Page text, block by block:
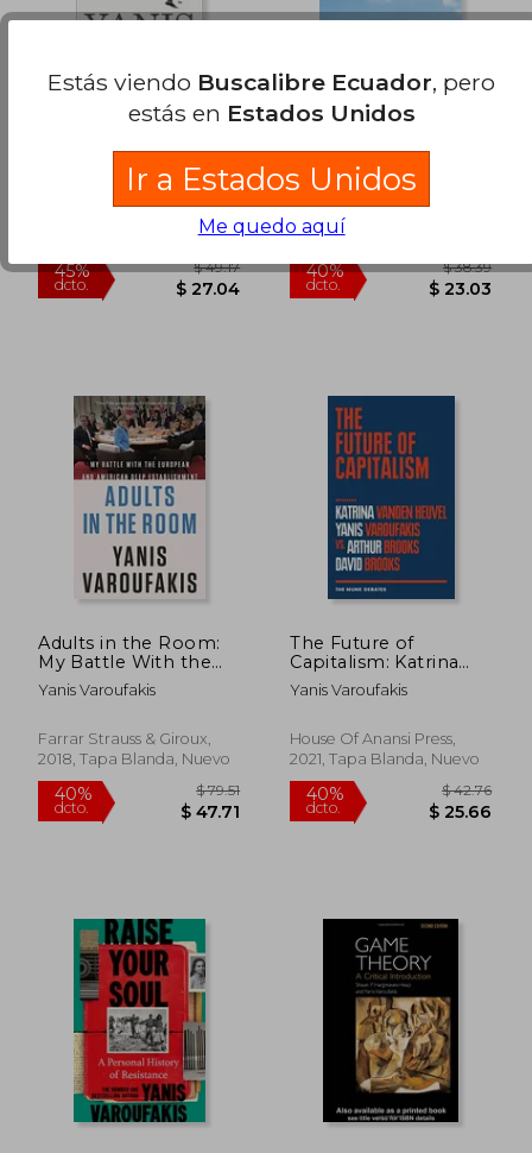
dcto.
Global Minotaur (en
Yanis Varoufakis
Bloomsbury Publishing (Uk)
2024-04-08, London,,
45%
dcto. $ 27.04
The Communist
Yanis Varoufakis
Vintage, 2019, Tapa
Blanda, Nuevo
40%
dcto.
Adults in the Room:
My Battle With the
European and
American Deep
Inglés)
Yanis Varoufakis
Farrar Strauss & Giroux,
2018, Tapa Blanda, Nuevo
The Future of
Capitalism: Katrina
Vanden Heuvel and
Yanis Varoufakis vs.
David Brooks (The
Monk Debates) (en
Yanis Varoufakis
House Of Anansi Press,
2021, Tapa Blanda, Nuevo
Estás viendo Buscalibre Ecuador, pero
estás en Estados Unidos
Ir a Estados Unidos
Me quedo aquí